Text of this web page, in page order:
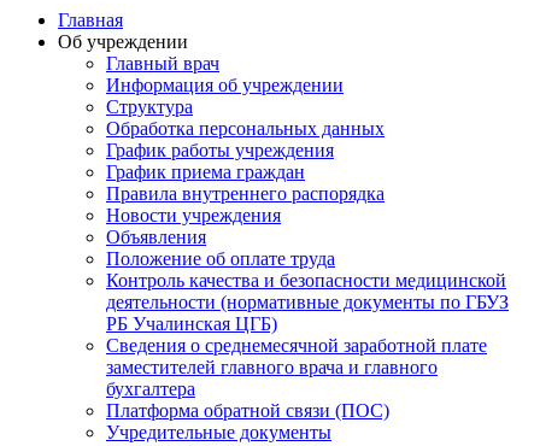
Главная
Об учреждении
Главный врач
Информация об учреждении
Структура
Обработка персональных данных
График работы учреждения
График приема граждан
Правила внутреннего распорядка
Новости учреждения
Объявления
Положение об оплате труда
Контроль качества и безопасности медицинской
деятельности (нормативные документы по ГБУЗ
РБ Учалинская ЦГБ)
Сведения о среднемесячной заработной плате
заместителей главного врача и главного
бухгалтера
Платформа обратной связи (ПОС)
Учредительные документы